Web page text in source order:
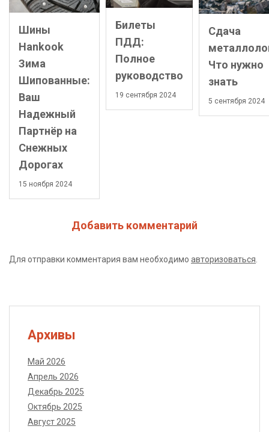
Шины
Hankook
Зима
Шипованные:
Ваш
Надежный
Партнёр на
Снежных
Дорогах
15 ноября 2024
Билеты
ПДД:
Полное
руководство
19 сентября 2024
Сдача
Что нужно
знать
5 сентября 2024
Добавить комментарий
Для отправки комментария вам необходимо авторизоваться.
Архивы
Май 2026
Апрель 2026
Декабрь 2025
Октябрь 2025
Август 2025